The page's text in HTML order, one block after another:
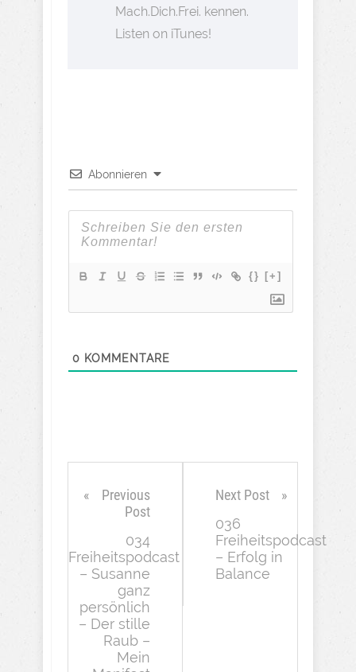
Mach.Dich.Frei. kennen.
Listen on iTunes!
Abonnieren
{} [+]
0 KOMMENTARE
Previous
Post
034
Freiheitspodcast
– Susanne
ganz
persönlich
– Der stille
Raub –
Mein
Next Post
036
Freiheitspodcast
– Erfolg in
Balance